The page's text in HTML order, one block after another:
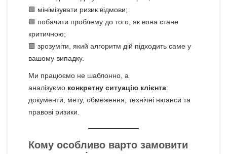
🟩 мінімізувати ризик відмови;
🟩 побачити проблему до того, як вона стане
критичною;
🟩 зрозуміти, який алгоритм дій підходить саме у
вашому випадку.
Ми працюємо не шаблонно, а
аналізуємо конкретну ситуацію клієнта:
документи, мету, обмеження, технічні нюанси та
правові ризики.
Кому особливо варто замовити